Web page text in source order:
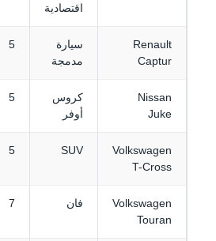
اقتصادية
Renault
Captur
سيارة
مدمجة
5
Nissan
Juke
كروس
أوفر
5
Volkswagen
T-Cross
SUV
5
Volkswagen
Touran
فان 7